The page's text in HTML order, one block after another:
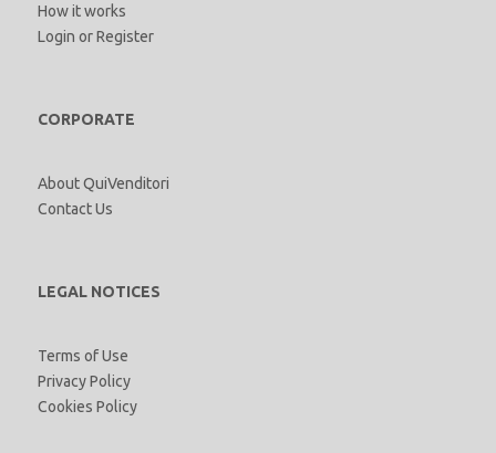
How it works
Login orRegister
CORPORATE
About QuiVenditori
Contact Us
LEGAL NOTICES
Terms of Use
Privacy Policy
Cookies Policy